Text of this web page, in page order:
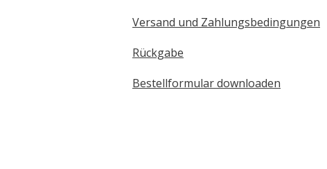
Versand und Zahlungsbedingungen
Rückgabe
Bestellformular downloaden